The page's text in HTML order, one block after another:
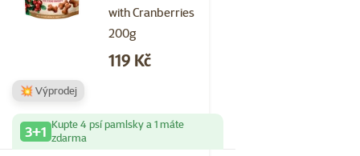
with Cranberries
200g
Cena
119 Kč
💥 Výprodej
3+1 Kupte 4 psí pamlsky a 1 máte
zdarma